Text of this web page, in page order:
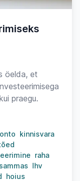
öelda, et
praegu.
kinnisvara
raha
lhv
hoius